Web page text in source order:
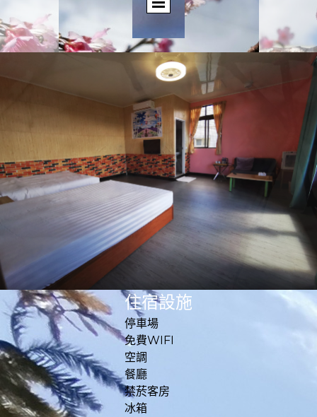
住宿設施
停車場
免費WIFI
空調
餐廳
禁菸客房
冰箱